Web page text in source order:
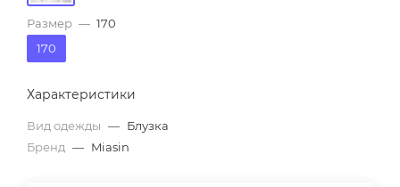
Размер — 170
170
Характеристики
Вид одежды — Блузка
Бренд — Miasin